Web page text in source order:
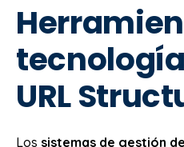
URL
Los sistemas de gestión